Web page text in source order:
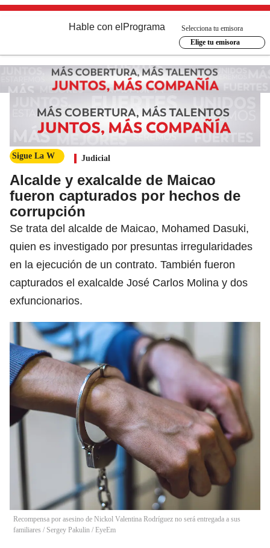
Hable con el Programa
Selecciona tu emisora
Elige tu emisora
Sigue La W Judicial
Alcalde y exalcalde de Maicao
fueron capturados por hechos de
corrupción
Se trata del alcalde de Maicao, Mohamed Dasuki,
quien es investigado por presuntas irregularidades
en la ejecución de un contrato. También fueron
capturados el exalcalde José Carlos Molina y dos
exfuncionarios.
Recompensa por asesino de Nickol Valentina Rodríguez no será entregada a sus
familiares / Sergey Pakulin / EyeEm